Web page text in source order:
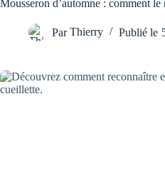
Mousseron d’automne : comment
Par Thierry Publié le